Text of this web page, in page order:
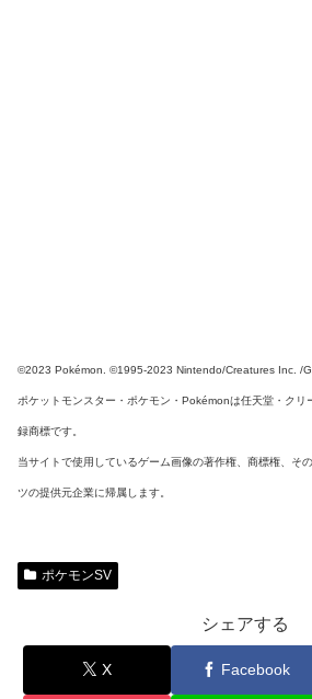
©2023 Pokémon. ©1995-2023 Nintendo/Creatures Inc. /
ポケットモンスター・ポケモン・Pokémonは任天堂・クリ
録商標です。
当サイトで使用しているゲーム画像の著作権、商標権、そ
ツの提供元企業に帰属します。
ポケモンSV
シェアする
X Facebook